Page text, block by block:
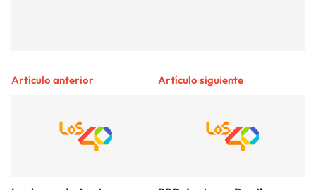
Artículo anterior Artículo siguiente